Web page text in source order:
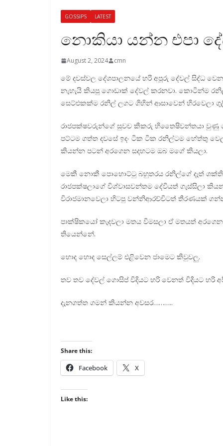
GOSSIPS LATEST
නොකියා යන්න එපා
August 2, 2024 cmn
මේ දවස්වල දේශපාලනයේ හරි අපූරු දේවල් සිද්ධ
නැහැයි කියපු ගොඩාක් දේවල් කරනවා. කොටින්ම
සෙට්එකක්ම රනිල් ලගට ගිහින් ආසාවෙන් හිරවෙලා
රාජපක්ෂවරුන්ගේ සුවච කීකරු හිතෛෂිවන්තයා වුණු
පට්ටම ගත්ත දවසේ ඉදං ටික ටික රනිල්ටම හේත්තු
කියන්න පටන් අරගෙන සදහටම ඔබ මගේ කියලා.
මෙකී නොකී පොහොට්ටු බහුතරය රනිල්ගේ දෑත්
රාජපක්ෂලාගේ විශ්වාසවන්තම දේවියත් ගැස්සිලා
විරාජමානවෙලා හිටපු වන්නිආරච්චිටත් තීරණයක්
පාක්ෂිකයෝ කැදවලා මතය විමසලා ඒ මතයත්
තියෙන්නේ.
හොද හොද සෙල්ලම් එළිවෙන ජාමෙට කිවුවලු.
තව තව දේවල් ගොසිප් විදියට හරි වෙනත් විදියට හරි
දැනගත්ත ගමන් කියන්න අවසර………..
Share this:
Facebook X
Like this: